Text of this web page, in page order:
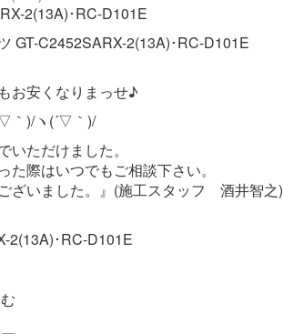
2(13A)･RC-D101E
GT-C2452SARX-2(13A)･RC-D101E
お安くなりまっせ♪
｀)/ヽ(´▽｀)/
いただけました。
た際はいつでもご相談下さい。
ざいました。』(施工スタッフ 酒井智之)
2(13A)･RC-D101E